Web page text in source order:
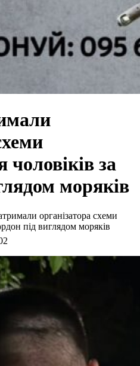
чоловіків за
моряків
організатора схеми
під виглядом моряків